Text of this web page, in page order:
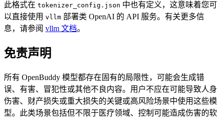
此格式在 tokenizer_config.json 中也有定义，这意味着您可
以直接使用 vllm 部署类 OpenAI 的 API 服务。有关更多信
息，请参阅 vllm 文档。
免责声明
所有 OpenBuddy 模型都存在固有的局限性，可能会生成错
误、有害、冒犯性或其他不良内容。用户不应在可能导致人身
伤害、财产损失或重大损失的关键或高风险场景中使用这些模
型。此类场景包括但不限于医疗领域、控制可能造成伤害的软